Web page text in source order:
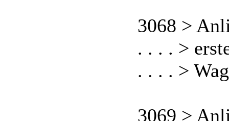
3068 >
. . . . >
. . . . >
3069 >